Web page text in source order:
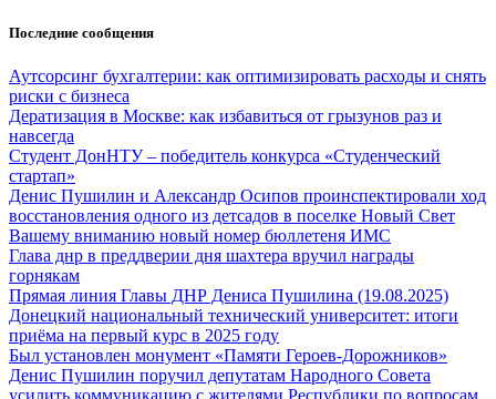
Перейти
содержанию
Последние сообщения
Аутсорсинг бухгалтерии: как оптимизировать расходы и снять
риски с бизнеса
Дератизация в Москве: как избавиться от грызунов раз и
навсегда
Студент ДонНТУ – победитель конкурса «Студенческий
стартап»
Денис Пушилин и Александр Осипов проинспектировали ход
восстановления одного из детсадов в поселке Новый Свет
Вашему вниманию новый номер бюллетеня ИМС
Глава днр в преддверии дня шахтера вручил награды
горнякам
Прямая линия Главы ДНР Дениса Пушилина (19.08.2025)
Донецкий национальный технический университет: итоги
приёма на первый курс в 2025 году
Был установлен монумент «Памяти Героев-Дорожников»
Денис Пушилин поручил депутатам Народного Совета